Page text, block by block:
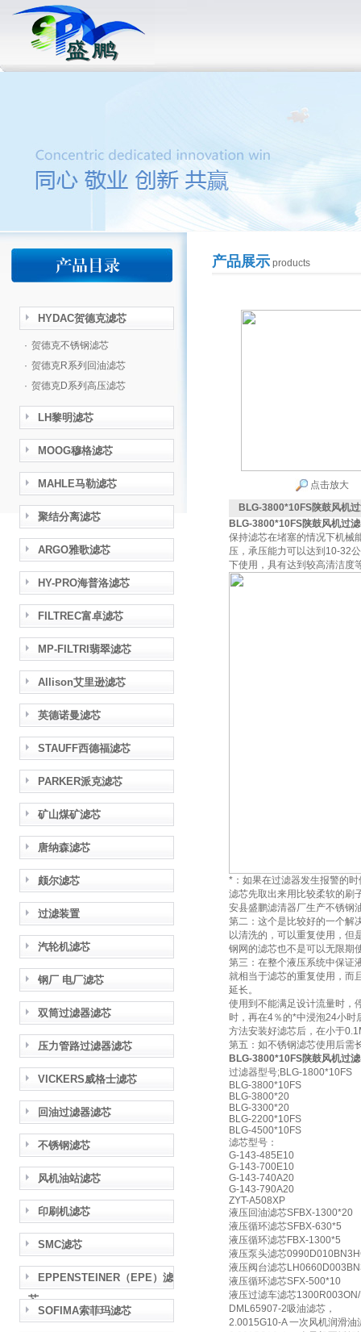
HYDAC贺德克滤芯
· 贺德克不锈钢滤芯
· 贺德克R系列回油滤芯
· 贺德克D系列高压滤芯
LH黎明滤芯
MOOG穆格滤芯
MAHLE马勒滤芯
聚结分离滤芯
ARGO雅歌滤芯
HY-PRO海普洛滤芯
FILTREC富卓滤芯
MP-FILTRI翡翠滤芯
Allison艾里逊滤芯
英德诺曼滤芯
STAUFF西德福滤芯
PARKER派克滤芯
矿山煤矿滤芯
唐纳森滤芯
颇尔滤芯
过滤装置
汽轮机滤芯
钢厂 电厂滤芯
双筒过滤器滤芯
压力管路过滤器滤芯
VICKERS威格士滤芯
回油过滤器滤芯
不锈钢滤芯
风机油站滤芯
印刷机滤芯
SMC滤芯
EPPENSTEINER（EPE）滤
芯
SOFIMA索菲玛滤芯
产品展示products
点击放大
BLG-3800*10FS陕鼓风机
BLG-3800*10FS陕鼓风机过
保持滤芯在堵塞的情况下机械
压，承压能力可以达到10-32
下使用，具有达到较高清洁度
*：如果在过滤器发生报警的
滤芯先取出来用比较柔软的刷
安县盛鹏滤清器厂生产不锈钢
第二：这个是比较好的一个解
以清洗的，可以重复使用，但
钢网的滤芯也不是可以无限期
第三：在整个液压系统中保证
就相当于滤芯的重复使用，而
延长。
使用到不能满足设计流量时，
时，再在4％的*中浸泡24小时
方法安装好滤芯后，在小于
第五：如不锈钢滤芯使用后需
BLG-3800*10FS陕鼓风机过
过滤器型号;BLG-1800*10FS
BLG-3800*10FS
BLG-3800*20
BLG-3300*20
BLG-2200*10FS
BLG-4500*10FS
滤芯型号：
G-143-485E10
G-143-700E10
G-143-740A20
G-143-790A20
ZYT-A508XP
液压回油滤芯SFBX-1300*20
液压循环滤芯SFBX-630*5
液压循环滤芯FBX-1300*5
液压泵头滤芯
液压阀台滤芯
液压循环滤芯SFX-500*10
液压过滤车滤芯
DML65907-2吸油滤芯，
2.0015G10-A 一次风机润滑油